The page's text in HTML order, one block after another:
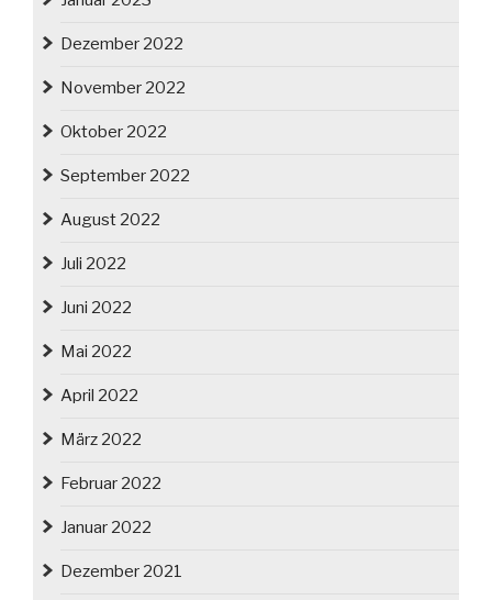
Dezember 2022
November 2022
Oktober 2022
September 2022
August 2022
Juli 2022
Juni 2022
Mai 2022
April 2022
März 2022
Februar 2022
Januar 2022
Dezember 2021